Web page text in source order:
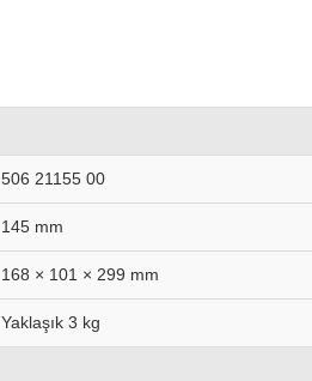
506 21155 00
145 mm
168 × 101 × 299 mm
Yaklaşık 3 kg